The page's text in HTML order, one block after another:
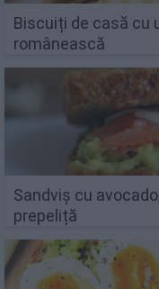
Biscuiți de casă cu
românească
Sandviș cu
prepeliță